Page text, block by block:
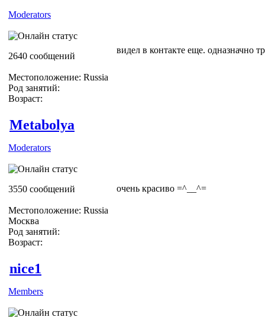
Moderators
2640 сообщений
Местоположение: Russia
Род занятий:
Возраст:
видел в контакте еще. одназначно
Metabolya
Moderators
3550 сообщений
Местоположение: Russia
Москва
Род занятий:
Возраст:
очень красиво =^__^=
nice1
Members